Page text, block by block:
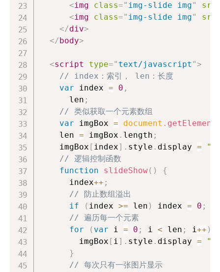
<img class=" img-slide img" src
<img class=" img-slide img" src
</div>
</body>
<script type=" text/javascript ">
// index：索引， len：长度
var index = 0 ,
      len
;
// 类似获取一个元素数组
var imgBox = document .
    len
= imgBox . length ;
    imgBox
[ index] . style . display =
// 逻辑控制函数
function
slideShow( )
{
      index
++ ;
// 防止数组溢出
if
( index >= len ) index = 0 ;
// 遍历每一个元素
for
( var i = 0 ; i < len ; i++ )
        imgBox
[ i] . style . display =
}
// 每次只有一张图片显示